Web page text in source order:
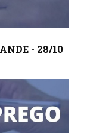
- 28/10